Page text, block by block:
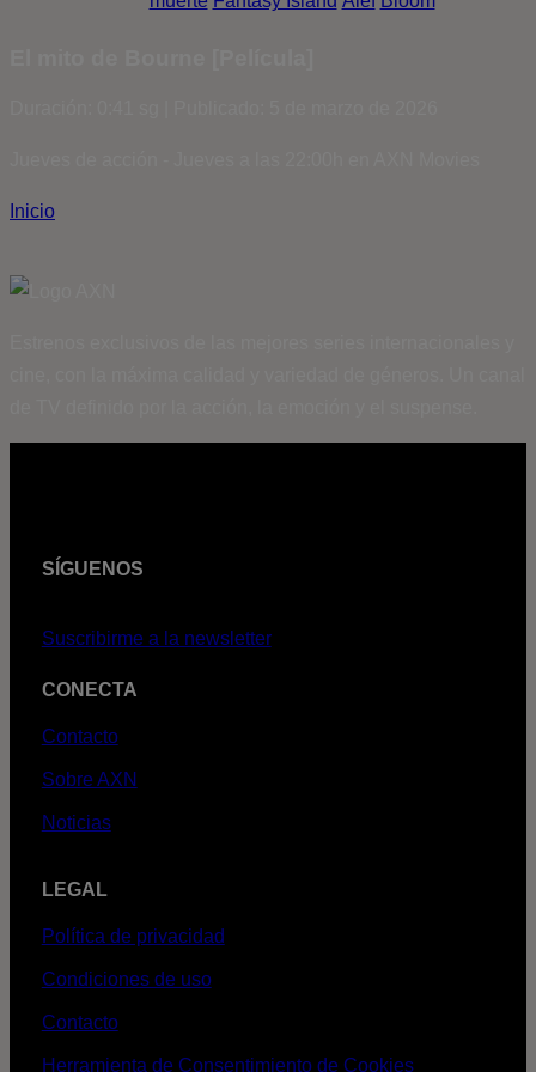
Inicio
SÍGUENOS
Suscribirme a la newsletter
CONECTA
Contacto
Sobre AXN
Noticias
LEGAL
Política de privacidad
Condiciones de uso
Contacto
Herramienta de Consentimiento de Cookies